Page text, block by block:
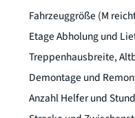
Fahrzeuggröße (M
Etage Abholung und
Treppenhausbreite,
Demontage und
Anzahl Helfer und